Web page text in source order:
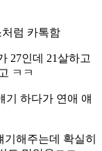
럼 카톡함
27인데 21살하고
ㅋㅋ
기 하다가 연애 얘
해주는데 확실히